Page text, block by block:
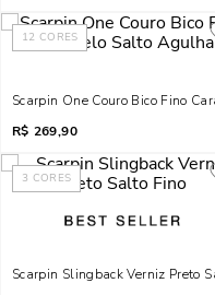
12 CORES
Scarpin One Couro Bico Fino
R$ 269,90
3 CORES
Scarpin Slingback Verniz Preto